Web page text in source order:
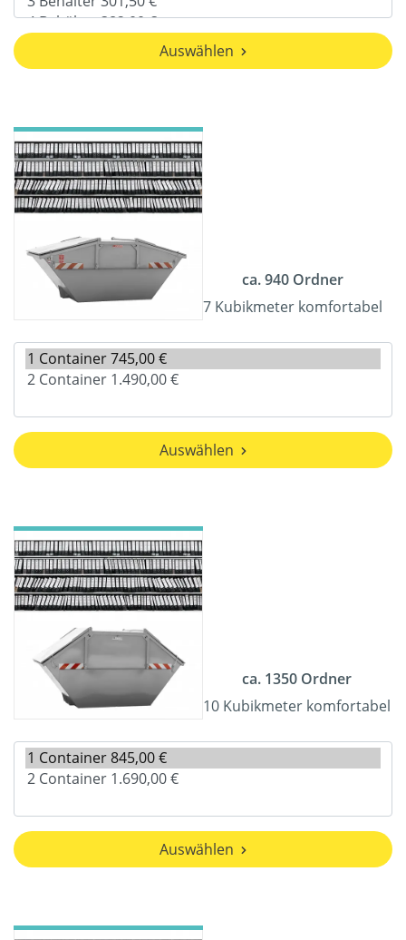
Auswählen
ca. 940 Ordner
7 Kubikmeter komfortabel
Auswählen
ca. 1350 Ordner
10 Kubikmeter komfortabel
Auswählen